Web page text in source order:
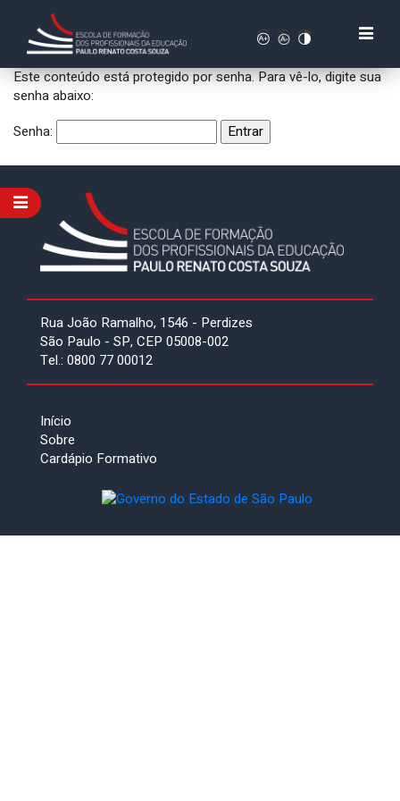
Este conteúdo está protegido por senha. Para vê-lo, digite sua
senha abaixo:
Senha:
Rua João Ramalho, 1546 - Perdizes
São Paulo - SP, CEP 05008-002
Tel.: 0800 77 00012
Início
Sobre
Cardápio Formativo